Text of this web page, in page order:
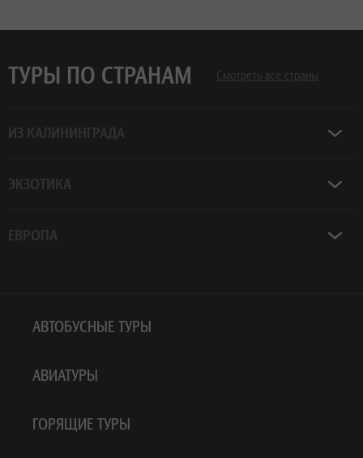
ТУРЫ ПО СТРАНАМ Смотреть все страны
ИЗ КАЛИНИНГРАДА
ЭКЗОТИКА
ЕВРОПА
АВТОБУСНЫЕ ТУРЫ
АВИАТУРЫ
ГОРЯЩИЕ ТУРЫ